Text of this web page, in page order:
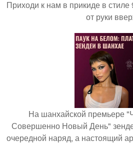
Приходи к нам в прикиде в стиле
от руки
На шанхайской премьере
Совершенно Новый День"
очередной наряд, а настоящий